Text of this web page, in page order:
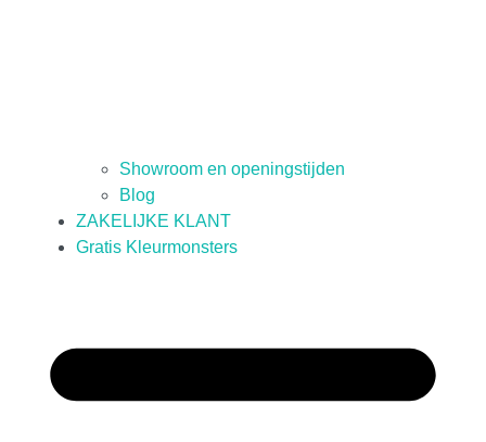
Showroom en openingstijden
Blog
ZAKELIJKE KLANT
Gratis Kleurmonsters